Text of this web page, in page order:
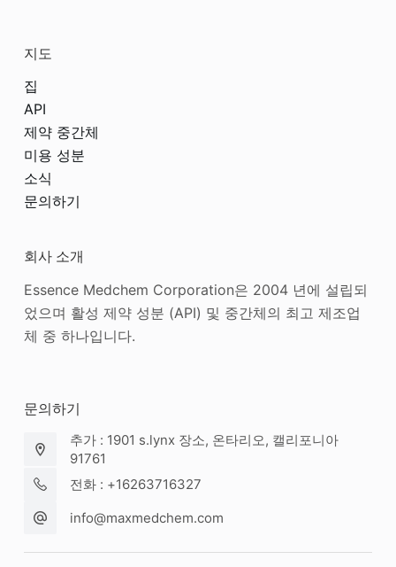
지도
집
API
제약 중간체
미용 성분
소식
문의하기
회사 소개
Essence Medchem Corporation은 2004 년에 설립되
었으며 활성 제약 성분 (API) 및 중간체의 최고 제조업
체 중 하나입니다.
문의하기
추가 : 1901 s.lynx 장소, 온타리오, 캘리포니아
91761
전화 : +16263716327
info@maxmedchem.com